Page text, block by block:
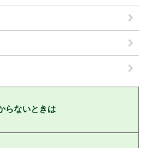
らないときは